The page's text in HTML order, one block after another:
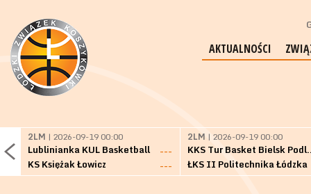
AKTUALNOŚCI
2LM | 2026-09-19 00:00
Lublinianka KUL Basketball
---
KS Księżak Łowicz
---
2LM | 2026-09-19 00:00
KKS Tur
ŁKS II Politechnika Łódzka